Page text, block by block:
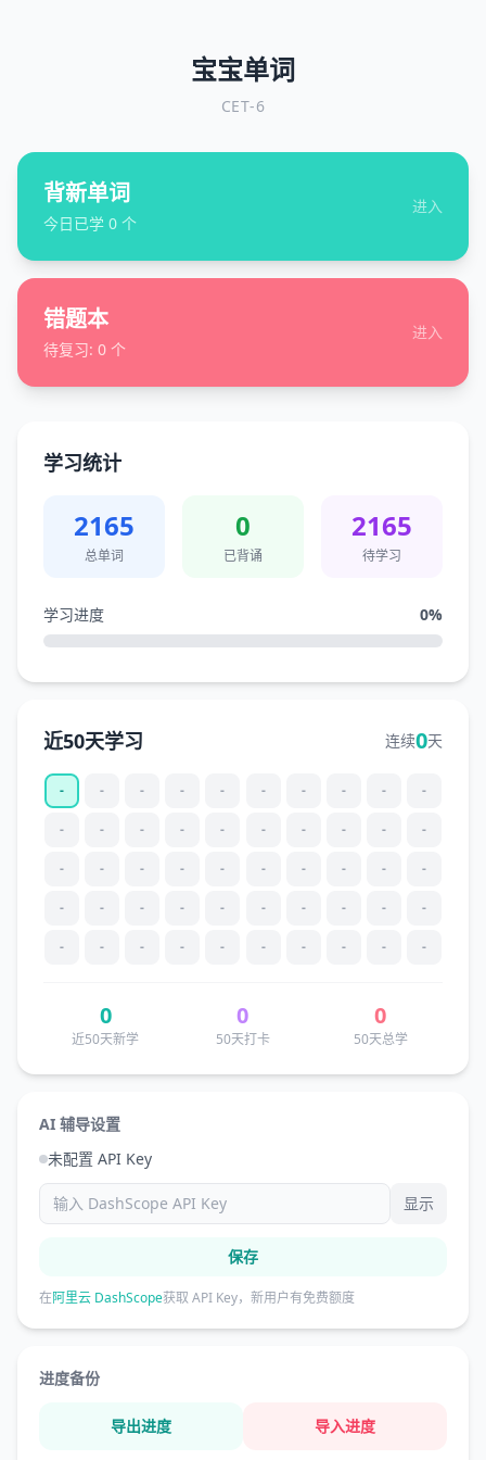
宝宝单词
CET-6
背新单词
今日已学 0 个
进入
错题本
待复习: 0 个
进入
学习统计
2165
总单词
0
已背诵
2165
待学习
学习进度 0%
近50天学习 连续0天
- - - - - - - - - -
- - - - - - - - - -
- - - - - - - - - -
- - - - - - - - - -
- - - - - - - - - -
0
近50天新学
0
50天打卡
0
50天总学
AI 辅导设置
未配置 API Key
显示
保存
在阿里云 DashScope获取 API Key，新用户有免费额度
进度备份
导出进度 导入进度